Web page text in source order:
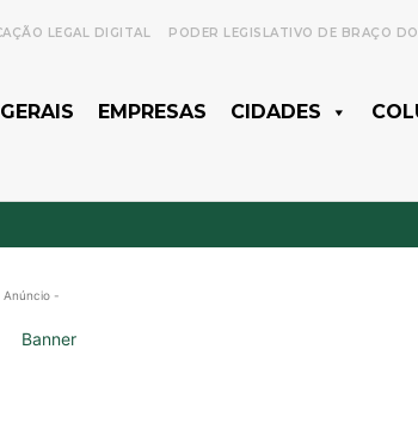
LEGAL DIGITAL PODER LEGISLATIVO DE BRAÇO
EMPRESAS CIDADES
Anúncio -